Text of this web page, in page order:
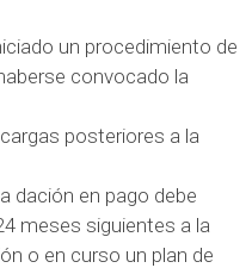
un procedimiento de
convocado la
posteriores a la
dación en pago debe
meses siguientes a la
o en curso un plan de